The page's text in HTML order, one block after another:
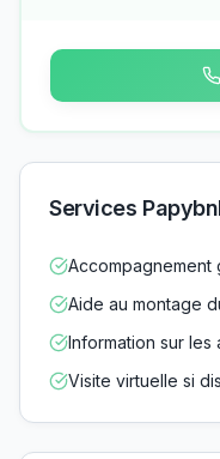
Services
Accompagnement
Aide au montage
Information sur les
Visite virtuelle si